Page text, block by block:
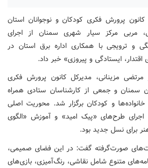
پرورش فکری کودکان و نوجوانان استان
مربی مرکز سیار شهری سمنان از اجرای
و ترویجی با همکاری اداره برق استان در
ایستادگی و پیروزی» خبر داد.
مرتضی مزینانی، مدیرکل کانون پرورش فکری
سمنان و جمعی از کارشناسان ستادی همراه
خانواده‌ها و کودکان برگزار شد. محوریت اصلی
اجرای طرح‌های «پیک امید» و آموزش «الگوی
برای نسل جدید بود.
صورت‌گرفته گفت: در این فضای صمیمی،
متنوع شامل نقاشی، رنگ‌آمیزی، بازی‌های